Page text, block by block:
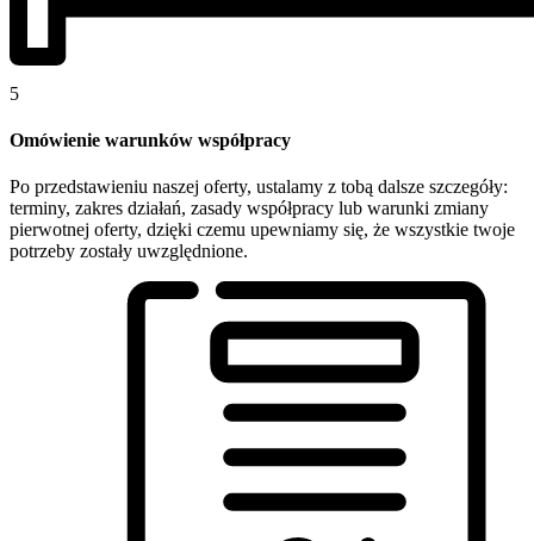
5
Omówienie warunków współpracy
Po przedstawieniu naszej oferty, ustalamy z tobą dalsze szczegóły:
terminy, zakres działań, zasady współpracy lub warunki zmiany
pierwotnej oferty, dzięki czemu upewniamy się, że wszystkie twoje
potrzeby zostały uwzględnione.